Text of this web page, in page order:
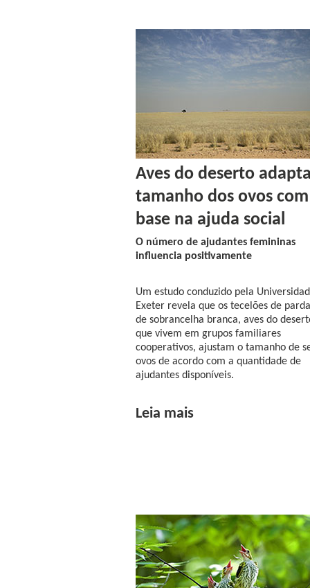
Aves do deserto
tamanho dos ovos com
base na ajuda social
O número de ajudantes femininas
influencia positivamente
Um estudo conduzido pela
Exeter revela que os tecelões de
de sobrancelha branca, aves do
que vivem em grupos familiares
cooperativos, ajustam o tamanho de
ovos de acordo com a quantidade de
ajudantes disponíveis.
Leia mais